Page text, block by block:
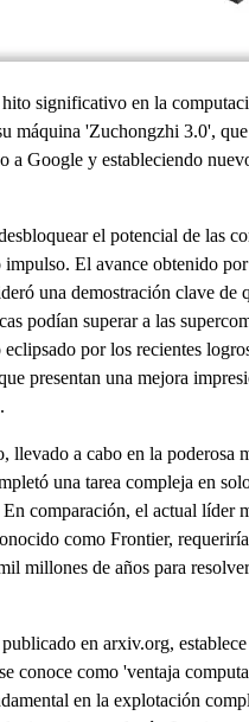
significativo en la
máquina 'Zuchongzhi 3.0',
a Google y estableciendo
el potencial de las
impulso. El avance obtenido
una demostración clave de
podían superar a las
por los recientes
presentan una mejora
llevado a cabo en la poderosa
una tarea compleja en
En comparación, el actual líder
como Frontier, requeriría
millones de años para
en arxiv.org,
conoce como 'ventaja
en la explotación